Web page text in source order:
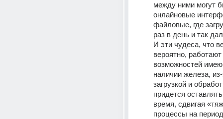
между ними могут
онлайновые
файловые, где
раз в день и так
И эти чудеса, что
вероятно,
возможностей
наличии железа,
загрузкой и
придется
время, сдвигая
процессы на